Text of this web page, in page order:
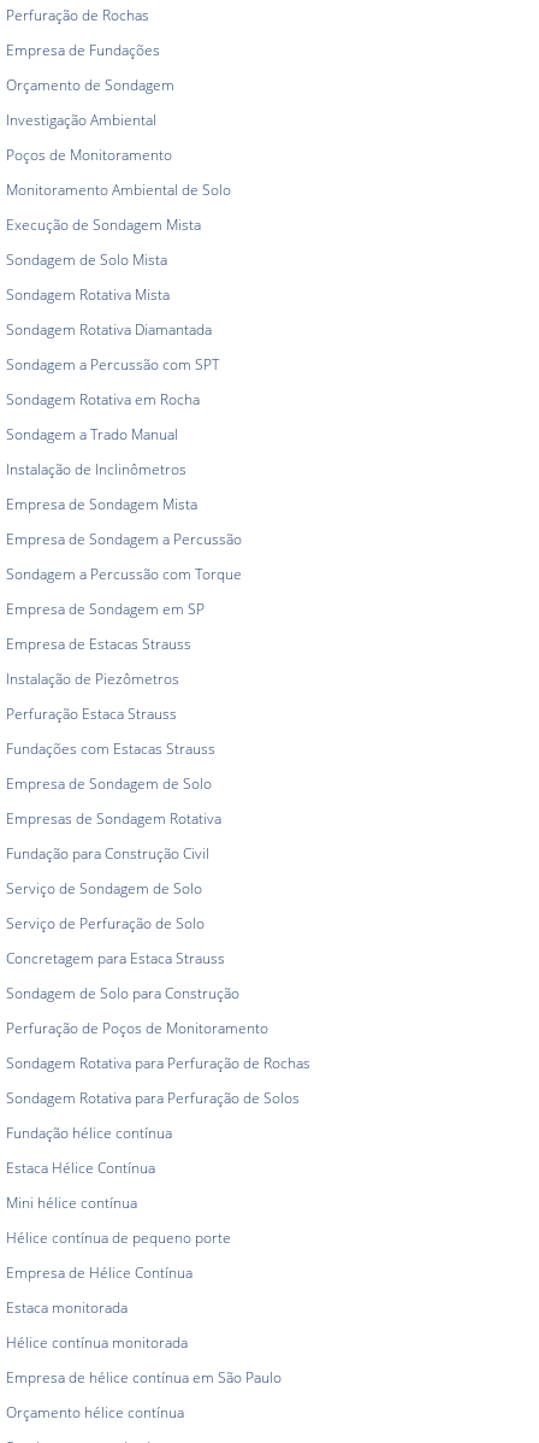
Perfuração de Rochas
Empresa de Fundações
Orçamento de Sondagem
Investigação Ambiental
Poços de Monitoramento
Monitoramento Ambiental de Solo
Execução de Sondagem Mista
Sondagem de Solo Mista
Sondagem Rotativa Mista
Sondagem Rotativa Diamantada
Sondagem a Percussão com SPT
Sondagem Rotativa em Rocha
Sondagem a Trado Manual
Instalação de Inclinômetros
Empresa de Sondagem Mista
Empresa de Sondagem a Percussão
Sondagem a Percussão com Torque
Empresa de Sondagem em SP
Empresa de Estacas Strauss
Instalação de Piezômetros
Perfuração Estaca Strauss
Fundações com Estacas Strauss
Empresa de Sondagem de Solo
Empresas de Sondagem Rotativa
Fundação para Construção Civil
Serviço de Sondagem de Solo
Serviço de Perfuração de Solo
Concretagem para Estaca Strauss
Sondagem de Solo para Construção
Perfuração de Poços de Monitoramento
Sondagem Rotativa para Perfuração de Rochas
Sondagem Rotativa para Perfuração de Solos
Fundação hélice contínua
Estaca Hélice Contínua
Mini hélice contínua
Hélice contínua de pequeno porte
Empresa de Hélice Contínua
Estaca monitorada
Hélice contínua monitorada
Empresa de hélice contínua em São Paulo
Orçamento hélice contínua